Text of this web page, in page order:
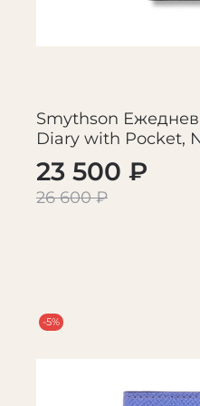
Smythson
Diary with Pocket,
23 500 ₽
26 600 ₽
-5%